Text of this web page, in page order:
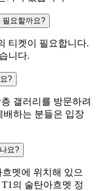
요할까요?
티켓이 필요합니다.
니다.
?
갤러리를 방문하려
배하는 분들은 입장
요?
멧에 위치해 있으
의 술탄아흐멧 정